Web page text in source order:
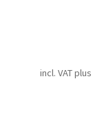
incl. VATplus